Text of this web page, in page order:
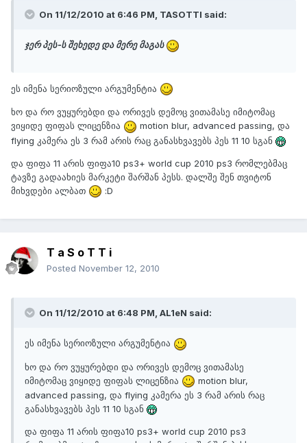
On 11/12/2010 at 6:46 PM, TASOTTI said:
ჯერ პეს-ს შეხედე და მერე მაგას
ეს იმენა სერიოზული არგუმენტია
ხო და რო ვუყურებდი და ორივეს დემოც ვითამასე იმიტომაც
ვიყიდე ფიფას ლიცენზია
motion blur, advanced passing, და
flying კამერა ეს 3 რამ არის რაც განასხვავებს პეს 11 10 სგან
და ფიფა 11 არის ფიფა10 ps3+ world cup 2010 ps3 რომლებმაც
ტავზე გადაახიეს მარკეტი შარშან პესს. დალშე შენ თვიტონ
მიხვდები ალბათ
:D
T a S o T T i
Posted November 12, 2010
On 11/12/2010 at 6:48 PM, AL1eN said:
ეს იმენა სერიოზული არგუმენტია
ხო და რო ვუყურებდი და ორივეს დემოც ვითამასე
იმიტომაც ვიყიდე ფიფას ლიცენზია
motion blur,
advanced passing, და flying კამერა ეს 3 რამ არის რაც
განასხვავებს პეს 11 10 სგან
და ფიფა 11 არის ფიფა10 ps3+ world cup 2010 ps3